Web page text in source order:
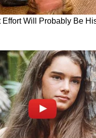
Plane Crash Video :